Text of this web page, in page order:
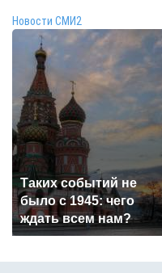
Новости СМИ2
Таких событий не
было с 1945: чего
ждать всем нам?